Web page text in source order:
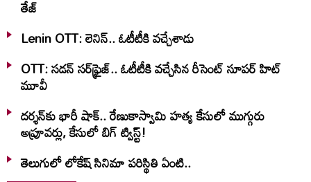
తేజ్
Lenin OTT: లెనిన్.. ఓటీటీకి వ‌చ్చేశాడు
OTT: స‌డ‌న్ స‌ర్‌ఫ్రైజ్‌.. ఓటీటీకి వ‌చ్చేసిన రీసెంట్ సూప‌ర్ హిట్
మూవీ
దర్శన్‌కు భారీ షాక్.. రేణుకాస్వామి హత్య కేసులో ముగ్గురు
అప్రూవర్లు, కేసులో బిగ్ ట్విస్ట్!
తెలుగులో లోకేష్ సినిమా పరిస్థితి ఏంటి..